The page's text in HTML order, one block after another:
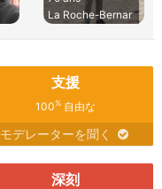
La Roche-Bernar
支援
100%自由な
モデレーターを聞く
深刻